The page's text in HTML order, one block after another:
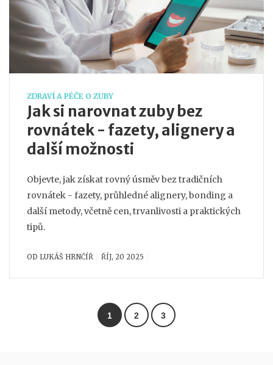
ZDRAVÍ A PÉČE O ZUBY
Jak si narovnat zuby bez
rovnátek - fazety, alignery a
další možnosti
Objevte, jak získat rovný úsměv bez tradičních
rovnátek - fazety, průhledné alignery, bonding a
další metody, včetně cen, trvanlivosti a praktických
tipů.
OD LUKÁŠ HRNČÍŘ ŘÍJ, 20 2025
1 2 3